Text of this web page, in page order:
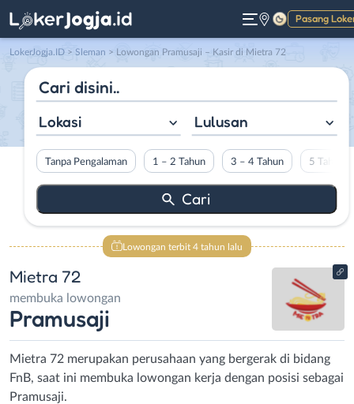
Pasang
Gelap
LokerJogja.ID > Sleman > Lowongan Pramusaji – Kasir di Mietra 72
Lokasi Lulusan
Tanpa Pengalaman 1 – 2 Tahun 3 – 4 Tahun 5 Tahun
Lowongan terbit 4 tahun lalu
Mietra 72
membuka lowongan
Pramusaji
Mietra 72 merupakan perusahaan yang bergerak di bidang
FnB, saat ini membuka lowongan kerja dengan posisi sebagai
Pramusaji.